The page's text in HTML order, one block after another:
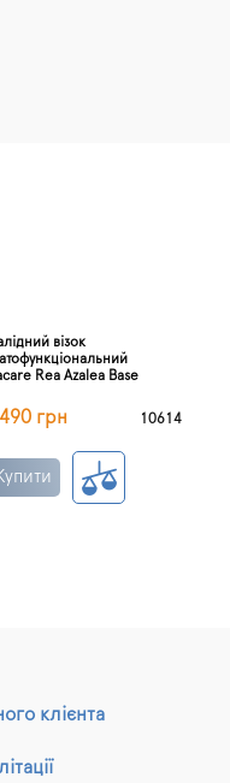
візок
Rea Azalea Base
грн 10614
клієнта